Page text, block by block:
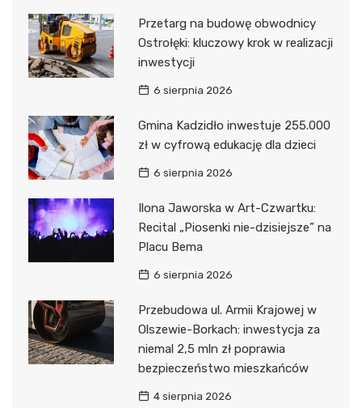
Przetarg na budowę obwodnicy
Ostrołęki: kluczowy krok w realizacji
inwestycji
6 sierpnia 2026
Gmina Kadzidło inwestuje 255.000
zł w cyfrową edukację dla dzieci
6 sierpnia 2026
Ilona Jaworska w Art-Czwartku:
Recital „Piosenki nie-dzisiejsze” na
Placu Bema
6 sierpnia 2026
Przebudowa ul. Armii Krajowej w
Olszewie-Borkach: inwestycja za
niemal 2,5 mln zł poprawia
bezpieczeństwo mieszkańców
4 sierpnia 2026